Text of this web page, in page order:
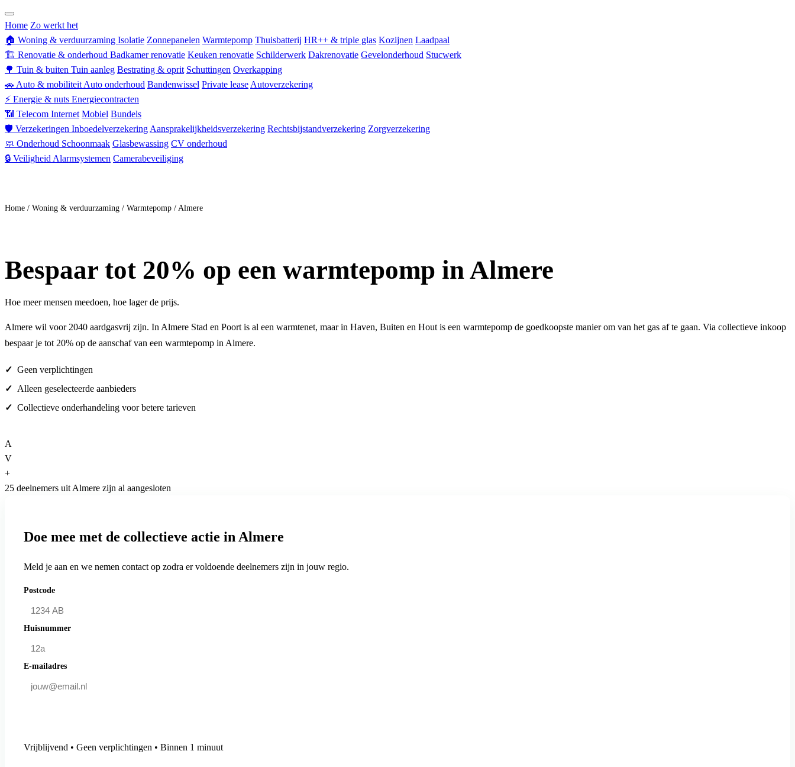
Home Zo werkt het
🏠 Woning & verduurzaming Isolatie Zonnepanelen Warmtepomp Thuisbatterij HR++ & triple glas Kozijnen Laadpaal
🏗 Renovatie & onderhoud Badkamer renovatie Keuken renovatie Schilderwerk Dakrenovatie Gevelonderhoud Stucwerk
🌳 Tuin & buiten Tuin aanleg Bestrating & oprit Schuttingen Overkapping
🚗 Auto & mobiliteit Auto onderhoud Bandenwissel Private lease Autoverzekering
⚡ Energie & nuts Energiecontracten
📶 Telecom Internet Mobiel Bundels
🛡 Verzekeringen Inboedelverzekering Aansprakelijkheidsverzekering Rechtsbijstandverzekering Zorgverzekering
🧼 Onderhoud Schoonmaak Glasbewassing CV onderhoud
🔒 Veiligheid Alarmsystemen Camerabeveiliging
Home / Woning & verduurzaming / Warmtepomp / Almere
Bespaar tot 20% op een warmtepomp in Almere
Hoe meer mensen meedoen, hoe lager de prijs.
Almere wil voor 2040 aardgasvrij zijn. In Almere Stad en Poort is al een warmtenet, maar in Haven, Buiten en Hout is een warmtepomp de goedkoopste manier om van het gas af te gaan. Via collectieve inkoop
bespaar je tot 20% op de aanschaf van een warmtepomp in Almere.
Geen verplichtingen
Alleen geselecteerde aanbieders
Collectieve onderhandeling voor betere tarieven
A
V
+
25 deelnemers uit Almere zijn al aangesloten
Doe mee met de collectieve actie in Almere
Meld je aan en we nemen contact op zodra er voldoende deelnemers zijn in jouw regio.
Postcode
Huisnummer
E-mailadres
Vrijblijvend • Geen verplichtingen • Binnen 1 minuut